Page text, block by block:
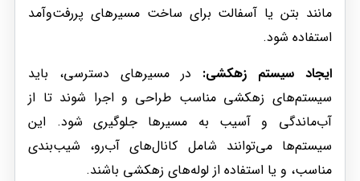
مانند بتن یا آسفالت برای ساخت مسیرهای پررفت‌وآمد
استفاده شود.
ایجاد سیستم زهکشی: در مسیرهای دسترسی، باید
سیستم‌های زهکشی مناسب طراحی و اجرا شوند تا از
آب‌ماندگی و آسیب به مسیرها جلوگیری شود. این
سیستم‌ها می‌توانند شامل کانال‌های آب‌رو، شیب‌بندی
مناسب، و یا استفاده از لوله‌های زهکشی باشند.